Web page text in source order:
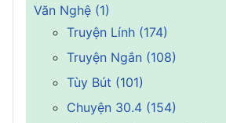
Văn Nghệ (1)
Truyện Lính (174)
Truyện Ngắn (108)
Tùy Bút (101)
Chuyện 30.4 (154)